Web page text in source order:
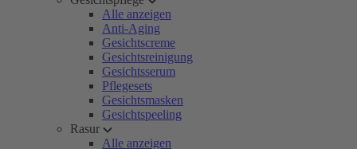
Alle anzeigen
Anti-Aging
Gesichtscreme
Gesichtsreinigung
Gesichtsserum
Pflegesets
Gesichtsmasken
Gesichtspeeling
Rasur
Alle anzeigen